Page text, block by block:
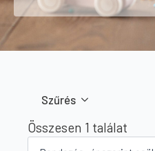
Szűrés
Összesen 1 találat